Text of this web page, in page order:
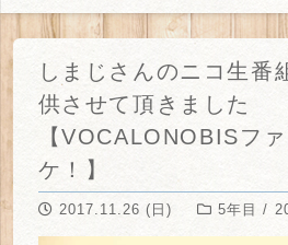
しまじさんのニコ生番
供させて頂きました
【VOCALONOBISフ
ケ！】
2017.11.26 (日) 5年目 /